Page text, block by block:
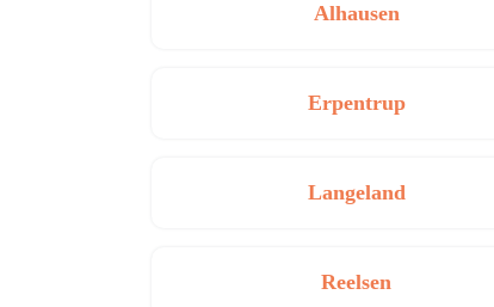
Alhausen
Erpentrup
Langeland
Reelsen